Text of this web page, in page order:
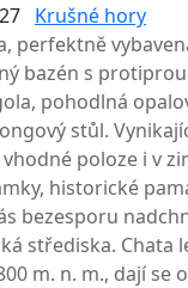
Krušné hory
perfektně
bazén s
pohodlná
stůl.
poloze i v
historické
bezesporu
střediska. Chata
m. n. m., dají se